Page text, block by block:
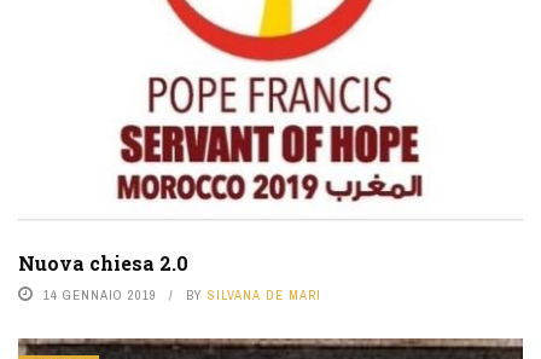
Nuova chiesa 2.0
14 GENNAIO 2019 BY SILVANA DE MARI